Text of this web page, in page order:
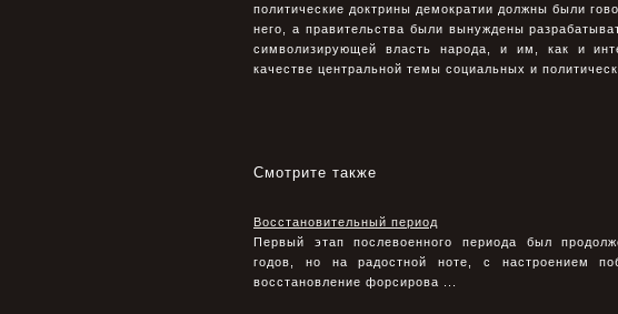
политические доктрины демократии должны были
него, а правительства были вынуждены
символизирующей власть народа, и им, как и
качестве центральной темы социальных и
Смотрите также
Восстановительный период
Первый этап послевоенного периода был
годов, но на радостной ноте, с настроением
восстановление форсирова ...